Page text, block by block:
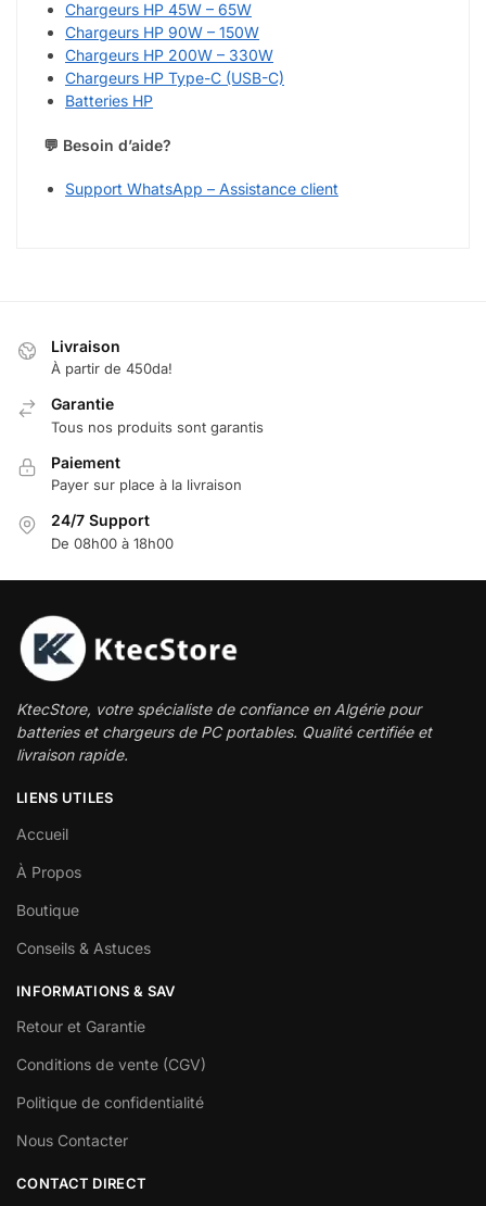
Chargeurs HP 45W – 65W
Chargeurs HP 90W – 150W
Chargeurs HP 200W – 330W
Chargeurs HP Type-C (USB-C)
Batteries HP
💬 Besoin d’aide?
Support WhatsApp – Assistance client
Livraison
À partir de 450da!
Garantie
Tous nos produits sont garantis
Paiement
Payer sur place à la livraison
24/7 Support
De 08h00 à 18h00
KtecStore, votre spécialiste de confiance en Algérie pour
batteries et chargeurs de PC portables. Qualité certifiée et
livraison rapide.
LIENS UTILES
Accueil
À Propos
Boutique
Conseils & Astuces
INFORMATIONS & SAV
Retour et Garantie
Conditions de vente (CGV)
Politique de confidentialité
Nous Contacter
CONTACT DIRECT